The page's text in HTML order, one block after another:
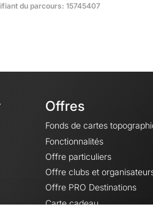
du parcours: 15745407
Offres
Fonds de cartes
Fonctionnalités
Offre particuliers
Offre clubs et
Offre PRO Destinations
Carte cadeau